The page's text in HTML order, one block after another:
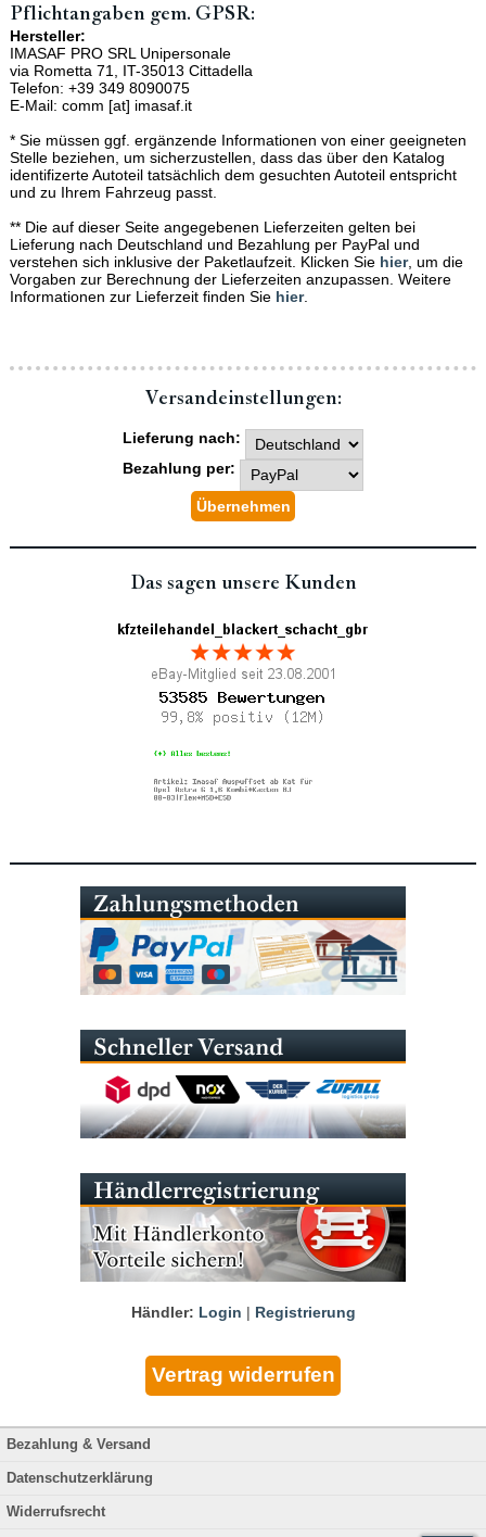
Pflichtangaben gem. GPSR:
Hersteller:
IMASAF PRO SRL Unipersonale
via Rometta 71, IT-35013 Cittadella
Telefon: +39 349 8090075
E-Mail: comm [at] imasaf.it
* Sie müssen ggf. ergänzende Informationen von einer geeigneten
Stelle beziehen, um sicherzustellen, dass das über den Katalog
identifizerte Autoteil tatsächlich dem gesuchten Autoteil entspricht
und zu Ihrem Fahrzeug passt.
** Die auf dieser Seite angegebenen Lieferzeiten gelten bei
Lieferung nach Deutschland und Bezahlung per PayPal und
verstehen sich inklusive der Paketlaufzeit. Klicken Sie hier, um die
Vorgaben zur Berechnung der Lieferzeiten anzupassen. Weitere
Informationen zur Lieferzeit finden Sie hier.
Versand­einstellungen:
Lieferung nach:
Bezahlung per:
Das sagen unsere Kunden
Händler: Login | Registrierung
Bezahlung & Versand
Datenschutzerklärung
Widerrufsrecht